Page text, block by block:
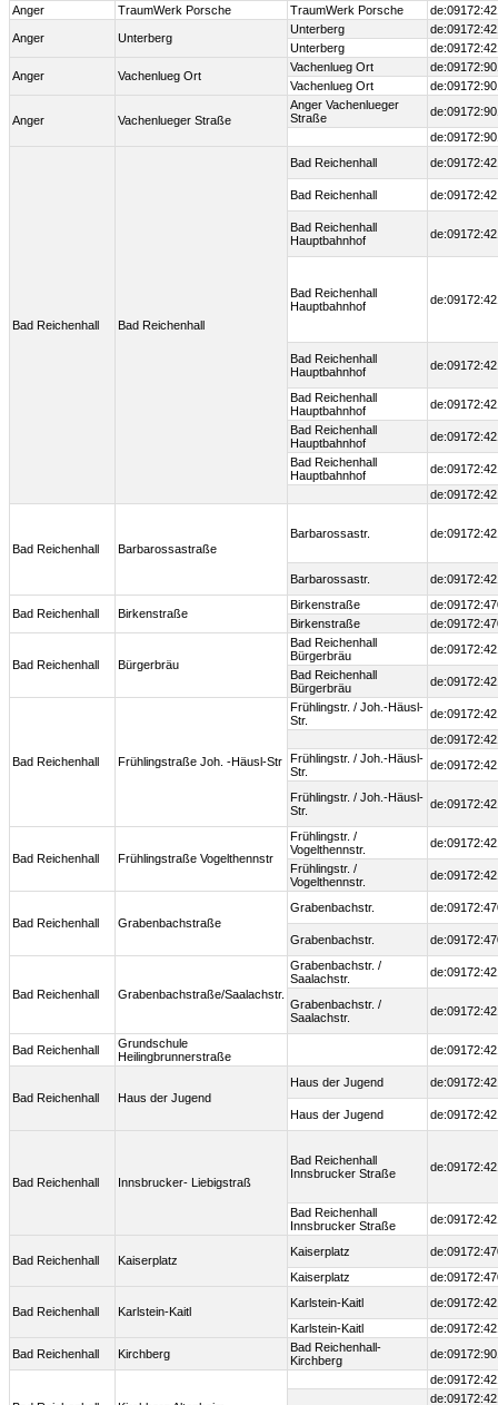
Anger
TraumWerk Porsche TraumWerk Porsche
Anger Unterberg
Unterberg
Unterberg
Anger Vachenlueg Ort
Vachenlueg Ort
Vachenlueg Ort
Anger Vachenlueger Straße
Anger Vachenlueger
Straße
Bad Reichenhall Bad Reichenhall
Bad Reichenhall
Bad Reichenhall
Bad Reichenhall
Hauptbahnhof
Bad Reichenhall
Hauptbahnhof
Bad Reichenhall
Hauptbahnhof
Bad Reichenhall
Hauptbahnhof
Bad Reichenhall
Hauptbahnhof
Bad Reichenhall
Hauptbahnhof
Bad Reichenhall Barbarossastraße
Barbarossastr.
Barbarossastr.
Bad Reichenhall Birkenstraße
Birkenstraße
Birkenstraße
Bad Reichenhall Bürgerbräu
Bad Reichenhall
Bürgerbräu
Bad Reichenhall
Bürgerbräu
Bad Reichenhall Frühlingstraße Joh. -Häusl-Str
Frühlingstr. / Joh.-Häusl-
Str.
Frühlingstr. / Joh.-Häusl-
Str.
Frühlingstr. / Joh.-Häusl-
Str.
Bad Reichenhall Frühlingstraße Vogelthennstr
Frühlingstr. /
Vogelthennstr.
Frühlingstr. /
Vogelthennstr.
Bad Reichenhall Grabenbachstraße
Grabenbachstr.
Grabenbachstr.
Bad Reichenhall Grabenbachstraße/Saalachstr.
Grabenbachstr. /
Saalachstr.
Grabenbachstr. /
Saalachstr.
Bad Reichenhall
Grundschule
Heilingbrunnerstraße
Bad Reichenhall Haus der Jugend
Haus der Jugend
Haus der Jugend
Bad Reichenhall Innsbrucker- Liebigstraß
Bad Reichenhall
Innsbrucker Straße
Bad Reichenhall
Innsbrucker Straße
Bad Reichenhall Kaiserplatz
Kaiserplatz
Kaiserplatz
Bad Reichenhall Karlstein-Kaitl
Karlstein-Kaitl
Karlstein-Kaitl
Bad Reichenhall
Kirchberg
Bad Reichenhall-
Kirchberg